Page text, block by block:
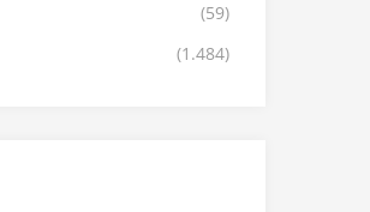
(59)
(1.484)